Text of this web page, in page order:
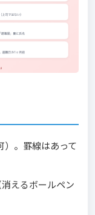
）。罫線はあって
えるボールペン